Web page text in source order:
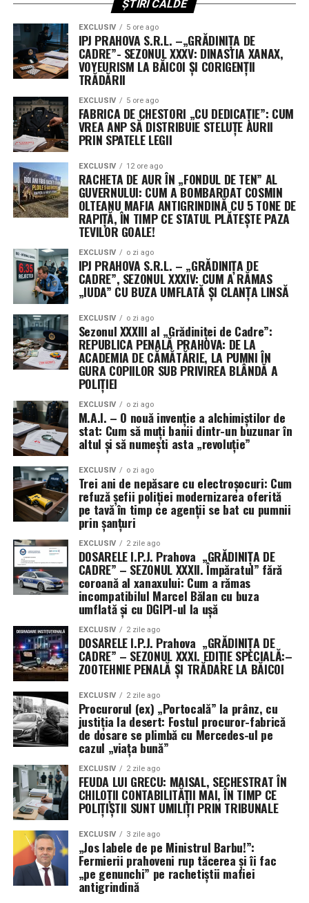
Fără scutire de la reducerile automate de cheltuieli
O altă cerere respinsă a vizat scutirea fondurilor de
reconciliere aprobate anul trecut de la mecanismul de
sechestrare (reduceri automate). Fără această excepție,
indisponibile.
Următorii pași în Congres
Senatul urmează să voteze rezoluția în această
săptămână, înainte de începerea vacanței de august.
Camera Reprezentanților, deja în pauză, și-a adoptat
propria variantă pe 21 iulie. Cele două texte vor trebui
fie unificate, fie una dintre camere va trebui să adopte
varianta celeilalte, pentru ca proiectul să ajungă pe
masa președintelui Donald Trump.
Președinta Comisiei de buget din Senat, Susan Collins, a
descris rezoluția drept „un pas important” pentru
evitarea închiderii guvernului, în timp ce senatoarea
Patty Murray a salutat faptul că textul limitează cererile
de noi fonduri și flexibilități pentru Pentagon.
ȘTIRI CALDE
EXCLUSIV 5 ore ago
IPJ PRAHOVA S.R.L. –„GRĂDINIȚA DE
CADRE”- SEZONUL XXXV: DINASTIA XANAX,
VOYEURISM LA BĂICOI ȘI CORIGENȚII
TRĂDĂRII
EXCLUSIV 5 ore ago
FABRICA DE CHESTORI „CU DEDICAȚIE”: CUM
VREA ANP SĂ DISTRIBUIE STELUȚE AURII
PRIN SPATELE LEGII
EXCLUSIV 12 ore ago
RACHETA DE AUR ÎN „FONDUL DE TEN” AL
GUVERNULUI: CUM A BOMBARDAT COSMIN
OLTEANU MAFIA ANTIGRINDINĂ CU 5 TONE DE
RAPIȚĂ, ÎN TIMP CE STATUL PLĂTEȘTE PAZA
TEVILOR GOALE!
EXCLUSIV o zi ago
IPJ PRAHOVA S.R.L. – „GRĂDINIȚA DE
CADRE”, SEZONUL XXXIV: CUM A RĂMAS
„IUDA” CU BUZA UMFLATĂ ȘI CLANȚA LINSĂ
EXCLUSIV o zi ago
Sezonul XXXIII al „Grădiniței de Cadre”:
REPUBLICA PENALĂ PRAHOVA: DE LA
ACADEMIA DE CĂMĂTĂRIE, LA PUMNI ÎN
GURA COPIILOR SUB PRIVIREA BLÂNDĂ A
POLIȚIEI
EXCLUSIV o zi ago
M.A.I. – O nouă invenție a alchimiștilor de
stat: Cum să muți banii dintr-un buzunar în
altul și să numești asta „revoluție”
EXCLUSIV o zi ago
Trei ani de nepăsare cu electroșocuri: Cum
refuză șefii poliției modernizarea oferită
pe tavă în timp ce agenții se bat cu pumnii
prin șanțuri
EXCLUSIV 2 zile ago
DOSARELE I.P.J. Prahova „GRĂDINIȚA DE
CADRE” – SEZONUL XXXII. Împăratul” fără
coroană al xanaxului: Cum a rămas
incompatibilul Marcel Bălan cu buza
umflată și cu DGIPI-ul la ușă
EXCLUSIV 2 zile ago
DOSARELE I.P.J. Prahova „GRĂDINIȚA DE
CADRE” – SEZONUL XXXI. EDIȚIE SPECIALĂ:–
ZOOTEHNIE PENALĂ ȘI TRĂDARE LA BĂICOI
EXCLUSIV 2 zile ago
Procurorul (ex) „Portocală” la prânz, cu
justiția la desert: Fostul procuror-fabrică
de dosare se plimbă cu Mercedes-ul pe
cazul „viața bună”
EXCLUSIV 2 zile ago
FEUDA LUI GRECU: MAISAL, SECHESTRAT ÎN
CHILOȚII CONTABILITĂȚII MAI, ÎN TIMP CE
POLIȚIȘTII SUNT UMILIȚI PRIN TRIBUNALE
EXCLUSIV 3 zile ago
„Jos labele de pe Ministrul Barbu!”:
Fermierii prahoveni rup tăcerea și îi fac
„pe genunchi” pe rachetiștii mafiei
antigrindină